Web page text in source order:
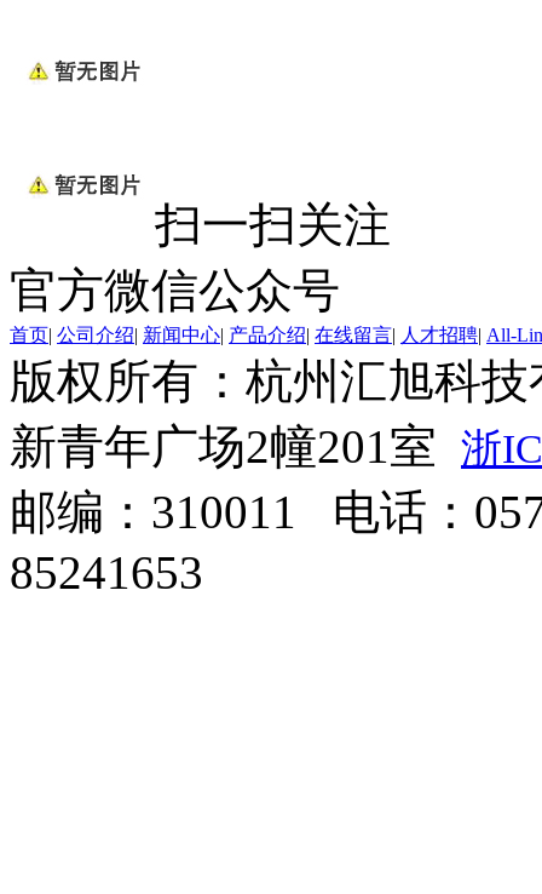
扫一扫关注
官方微信公众号
首页| 公司介绍| 新闻中心| 产品介绍| 在线留言| 人才招聘| All-
版权所有：杭州汇旭科
新青年广场2幢201室 浙
邮编：310011 电话：
85241653